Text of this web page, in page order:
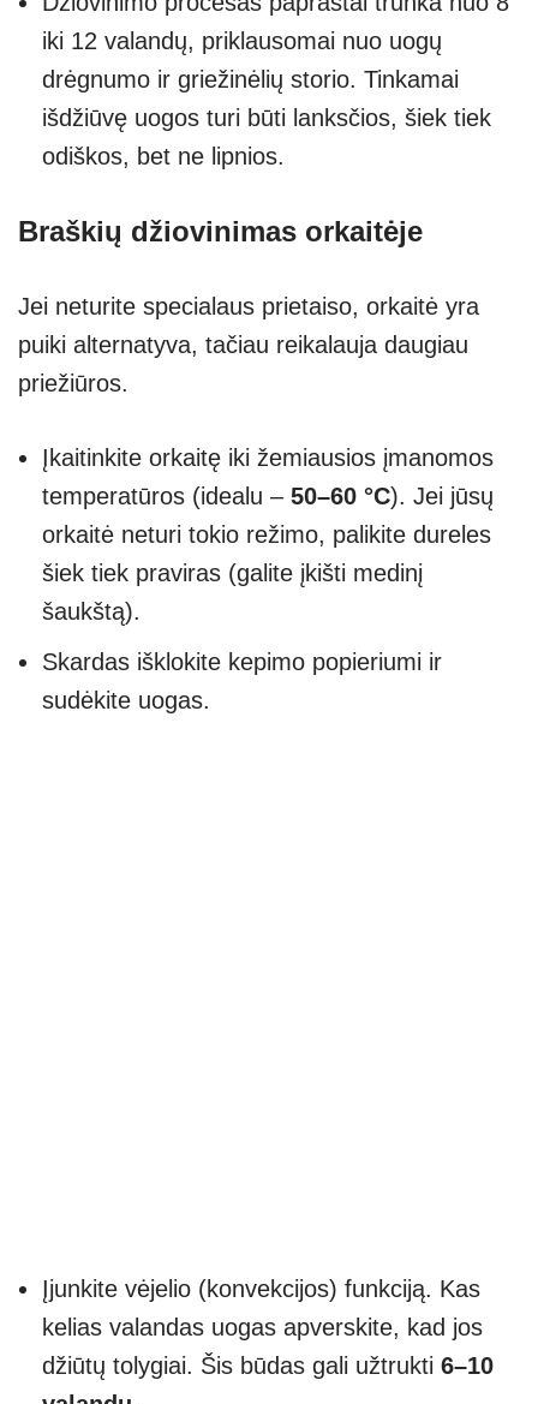
iki 12 valandų, priklausomai nuo uogų
drėgnumo ir griežinėlių storio. Tinkamai
išdžiūvę uogos turi būti lanksčios, šiek tiek
odiškos, bet ne lipnios.
Braškių džiovinimas orkaitėje
Jei neturite specialaus prietaiso, orkaitė yra
puiki alternatyva, tačiau reikalauja daugiau
priežiūros.
Įkaitinkite orkaitę iki žemiausios įmanomos
temperatūros (idealu – 50–60 °C). Jei jūsų
orkaitė neturi tokio režimo, palikite dureles
šiek tiek praviras (galite įkišti medinį
šaukštą).
Skardas išklokite kepimo popieriumi ir
sudėkite uogas.
Įjunkite vėjelio (konvekcijos) funkciją. Kas
kelias valandas uogas apverskite, kad jos
džiūtų tolygiai. Šis būdas gali užtrukti 6–10